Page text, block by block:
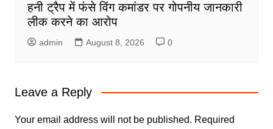
हनी ट्रैप में फंसे विंग कमांडर पर गोपनीय जानकारी
लीक करने का आरोप
admin August 8, 2026 0
Leave a Reply
Your email address will not be published. Required